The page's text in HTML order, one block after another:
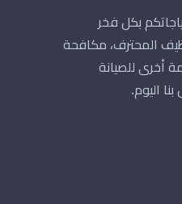
بكل فخر
المحترف، مكافحة
أخرى للصيانة
اليوم.